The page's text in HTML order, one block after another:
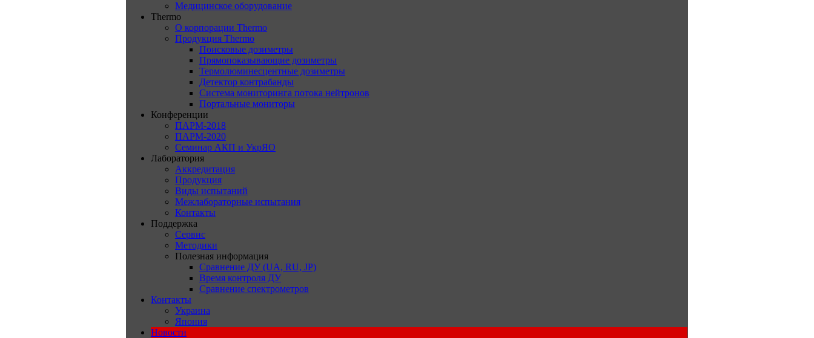
Медицинское оборудование
Thermo
О корпорации Thermo
Продукция Thermo
Поисковые дозиметры
Прямопоказывающие дозиметры
Термолюминесцентные дозиметры
Детектор контрабанды
Система мониторинга потока нейтронов
Портальные мониторы
Конференции
ПАРМ-2018
ПАРМ-2020
Семинар АКП и УкрЯО
Лаборатория
Аккредитация
Продукция
Виды испытаний
Межлабораторные испытания
Контакты
Поддержка
Сервис
Методики
Полезная информация
Сравнение ДУ (UA, RU, JP)
Время контроля ДУ
Сравнение спектрометров
Контакты
Украина
Япония
Новости